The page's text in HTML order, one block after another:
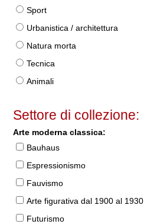
Sport
Urbanistica / architettura
Natura morta
Tecnica
Animali
Settore di collezione:
Arte moderna classica:
Bauhaus
Espressionismo
Fauvismo
Arte figurativa dal 1900 al 1930
Futurismo